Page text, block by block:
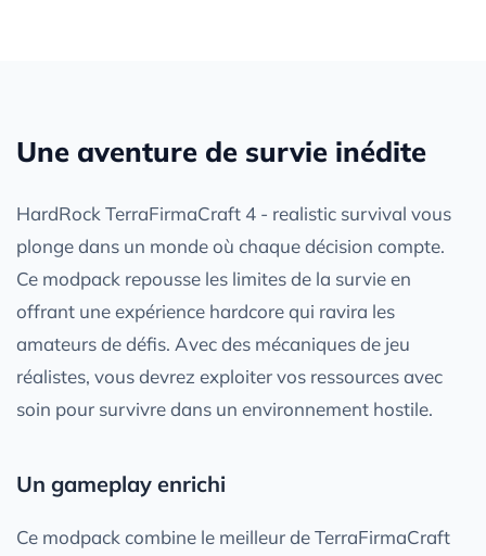
Une aventure de survie inédite
HardRock TerraFirmaCraft 4 - realistic survival vous
plonge dans un monde où chaque décision compte.
Ce modpack repousse les limites de la survie en
offrant une expérience hardcore qui ravira les
amateurs de défis. Avec des mécaniques de jeu
réalistes, vous devrez exploiter vos ressources avec
soin pour survivre dans un environnement hostile.
Un gameplay enrichi
Ce modpack combine le meilleur de TerraFirmaCraft